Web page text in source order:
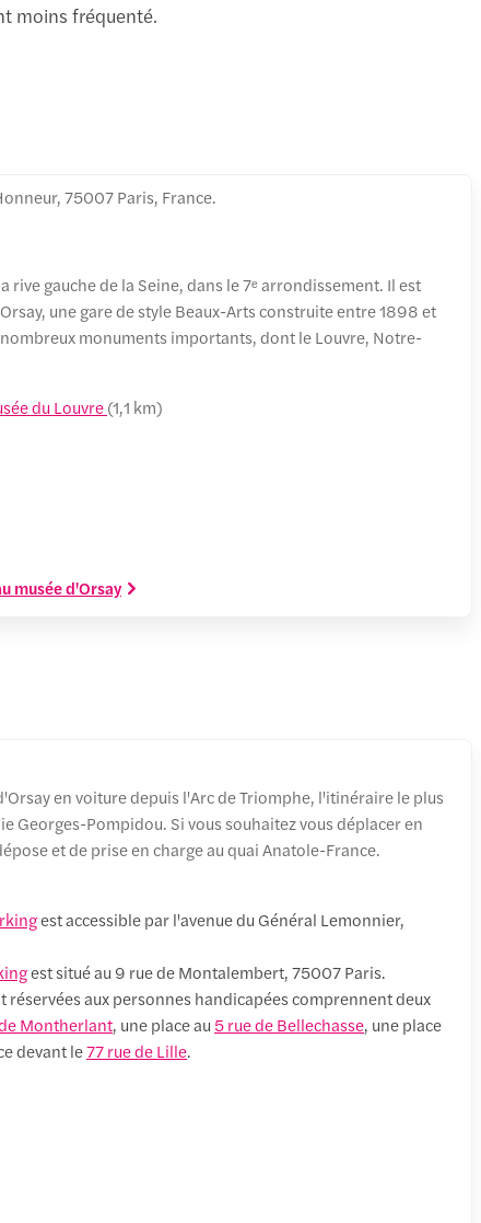
moins fréquenté.
75007 Paris, France.
rive gauche de la Seine, dans le 7ᵉ arrondissement. Il est
une gare de style Beaux-Arts construite entre 1898 et
monuments importants, dont le Louvre, Notre-
du Louvre(1,1 km)
musée d'Orsay
en voiture depuis l'Arc de Triomphe, l'itinéraire le plus
Georges-Pompidou. Si vous souhaitez vous déplacer en
et de prise en charge au quai Anatole-France.
est accessible par l'avenue du Général Lemonnier,
est situé au 9 rue de Montalembert, 75007 Paris.
réservées aux personnes handicapées comprennent deux
Montherlant, une place au 5 rue de Bellechasse, une place
devant le77 rue de Lille.